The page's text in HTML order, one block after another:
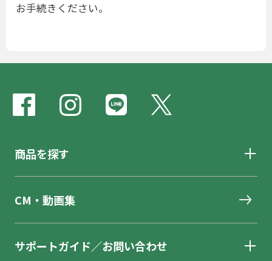
お手続きください。
商品を探す
CM・動画集
サポートガイド／お問い合わせ